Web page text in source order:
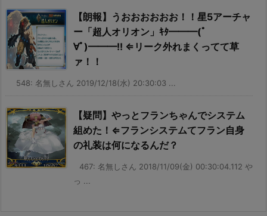
【朗報】うおおおおおお！！星5アーチャ
ー「超人オリオン」ｷﾀ━━━(ﾟ
∀ﾟ)━━━!! ⇐リーク外れまくってて草
ァ！！
548: 名無しさん 2019/12/18(水) 20:30:03 ...
【疑問】やっとフランちゃんでシステム
組めた！⇐フランシステムてフラン自身
の礼装は何になるんだ？
467: 名無しさん 2018/11/09(金) 00:30:04.112 や
っ ...